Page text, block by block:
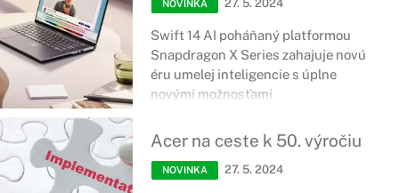
NOVINKA 27. 5. 2024
Swift 14 AI poháňaný platformou
Snapdragon X Series zahajuje novú
éru umelej inteligencie s úplne
novými možnosťami
Acer na ceste k 50. výročiu
NOVINKA 27. 5. 2024